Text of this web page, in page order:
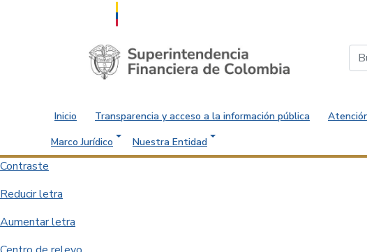
Saltar al contenido principal
Inicio Transparencia y acceso a la información pública
Marco Jurídico
Nuestra Entidad
Contraste
Reducir letra
Aumentar letra